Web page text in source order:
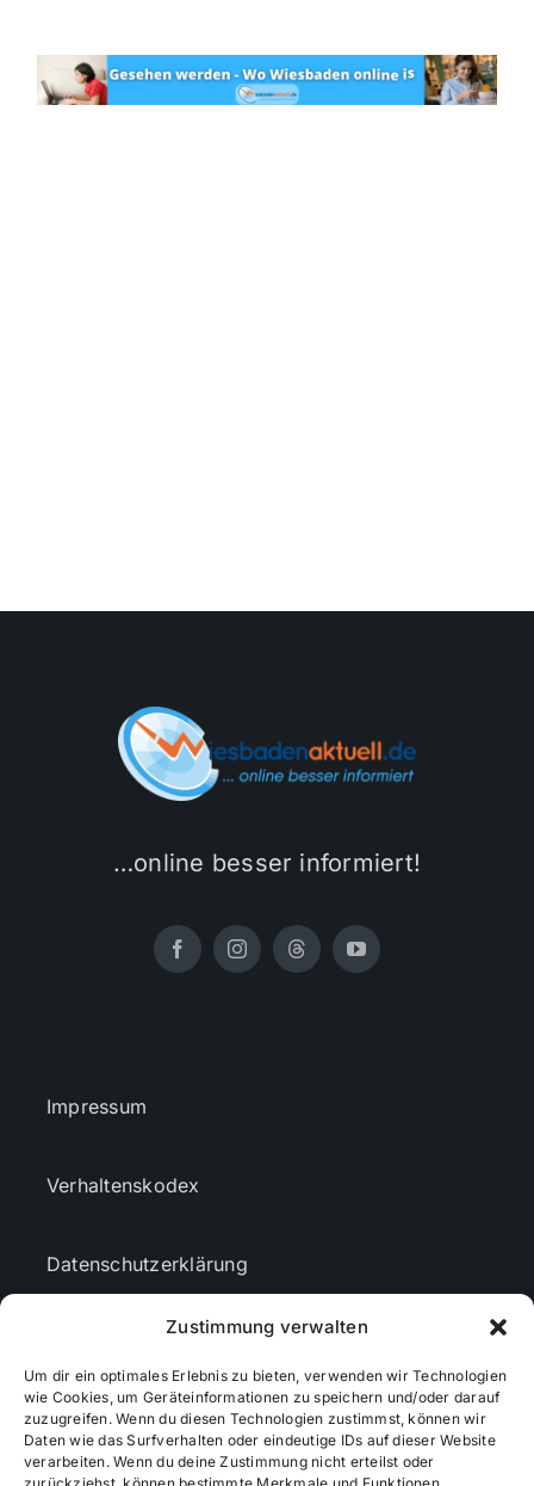
Zustimmung verwalten
Um dir ein optimales Erlebnis zu bieten, verwenden wir Technologien
wie Cookies, um Geräteinformationen zu speichern und/oder darauf
zuzugreifen. Wenn du diesen Technologien zustimmst, können wir
Daten wie das Surfverhalten oder eindeutige IDs auf dieser Website
verarbeiten. Wenn du deine Zustimmung nicht erteilst oder
…online besser informiert!
Impressum
Verhaltenskodex
Datenschutzerklärung
Cookie-Richtlinie (EU)